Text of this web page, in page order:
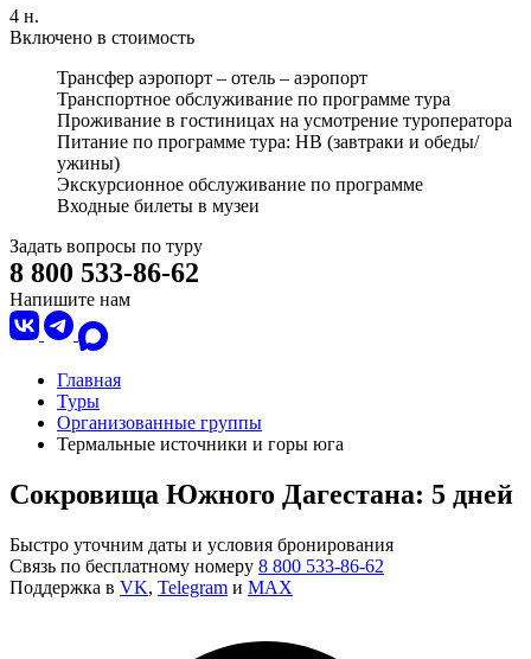
4 н.
Включено в стоимость
Трансфер аэропорт – отель – аэропорт
Транспортное обслуживание по программе тура
Проживание в гостиницах на усмотрение туроператора
Питание по программе тура: HB (завтраки и обеды/
ужины)
Экскурсионное обслуживание по программе
Входные билеты в музеи
Задать вопросы по туру
8 800 533-86-62
Напишите нам
Главная
Туры
Организованные группы
Термальные источники и горы юга
Сокровища Южного Дагестана: 5 дней
Быстро уточним даты и условия бронирования
Связь по бесплатному номеру 8 800 533-86-62
Поддержка в VK, Telegram и MAX